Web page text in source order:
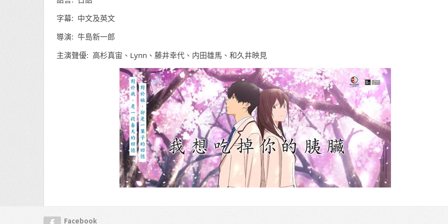
字幕: 中文及英文
導演: 牛島新一郎
主演聲優: 高杉真宙、Lynn、藤井幸代、内田雄馬、和久井映見
Facebook